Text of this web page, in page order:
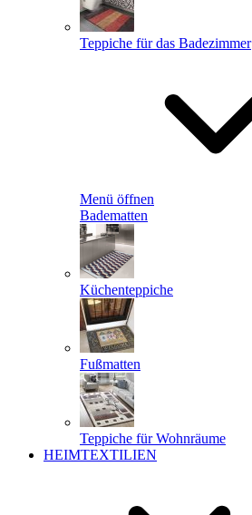
Teppiche für das Badezimmer
Menü öffnen
Badematten
Küchenteppiche
Fußmatten
Teppiche für Wohnräume
HEIMTEXTILIEN